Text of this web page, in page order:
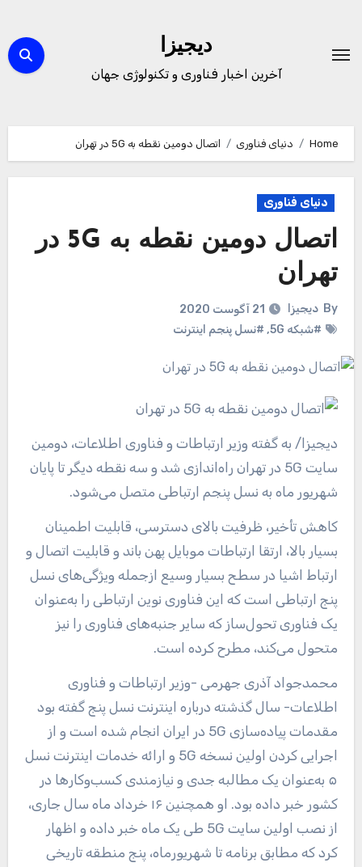
content
دیجیزا
آخرین اخبار فناوری و تکنولوژی جهان
Home دنیای فناوری اتصال دومین نقطه به 5G در تهران
دنیای فناوری
اتصال دومین نقطه به 5G در
تهران
By دیجیزا
21 آگوست 2020
#شبکه‌ 5G
, #نسل پنجم اینترنت
دیجیزا/ به گفته وزیر ارتباطات و فناوری اطلاعات، دومین
سایت 5G در تهران راه‌اندازی شد و سه نقطه دیگر تا پایان
شهریور ماه به نسل پنجم ارتباطی متصل می‌شود.
کاهش تأخیر، ظرفیت بالای دسترسی، قابلیت اطمینان
بسیار بالا، ارتقا ارتباطات موبایل پهن باند و قابلیت اتصال و
ارتباط اشیا در سطح بسیار وسیع ازجمله ویژگی‌های نسل
پنج ارتباطی است که این فناوری نوین ارتباطی را به‌عنوان
یک فناوری تحول‌ساز که سایر جنبه‌های فناوری را نیز
متحول می‌کند، مطرح کرده است.
محمدجواد آذری جهرمی -وزیر ارتباطات و فناوری
اطلاعات- سال گذشته درباره اینترنت نسل پنج‌ گفته بود
مقدمات پیاده‌سازی 5G در ایران انجام شده است و از
اجرایی کردن اولین نسخه 5G و ارائه خدمات اینترنت نسل
۵ به‌عنوان یک مطالبه جدی و نیازمندی کسب‌وکارها در
کشور خبر داده بود. او همچنین ۱۶ خرداد ماه سال جاری،
‌از نصب اولین سایت 5G طی یک ماه خبر داده و اظهار
کرد که مطابق برنامه تا شهریورماه، پنج منطقه تاریخی